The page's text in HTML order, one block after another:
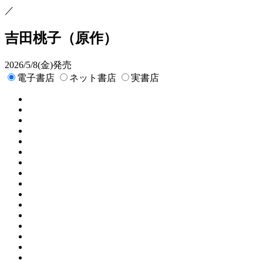
／
吉田桃子 （原作）
2026/5/8(金)発売
電子書店
ネット書店 実書店